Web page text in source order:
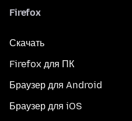
Firefox
Скачать
Firefox для ПК
Браузер для Android
Браузер для iOS